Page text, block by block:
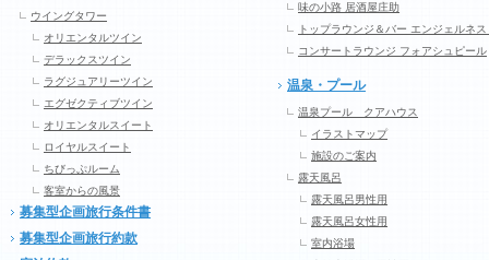
ウイングタワー
オリエンタルツイン
デラックスツイン
ラグジュアリーツイン
エグゼクティブツイン
オリエンタルスイート
ロイヤルスイート
ちびっぷルーム
客室からの風景
募集型企画旅行条件書
募集型企画旅行約款
味の小路 居酒屋庄助
トップラウンジ＆バー エンジェルネス
コンサートラウンジ フォアシュピール
温泉・プール
温泉プール クアハウス
イラストマップ
施設のご案内
露天風呂
露天風呂男性用
露天風呂女性用
室内浴場